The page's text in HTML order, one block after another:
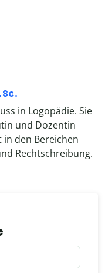
in Logopädie. Sie
und Dozentin
den Bereichen
Rechtschreibung.